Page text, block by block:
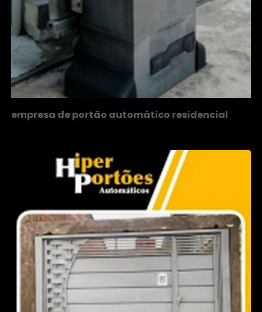
empresa de portão automático residencial